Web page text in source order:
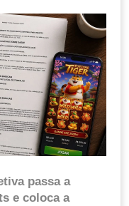
passa a
e coloca a